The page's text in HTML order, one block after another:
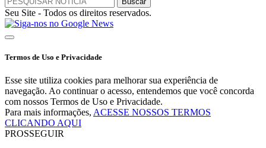
Seu Site - Todos os direitos reservados.
Termos de Uso e Privacidade
Esse site utiliza cookies para melhorar sua experiência de
navegação. Ao continuar o acesso, entendemos que você concorda
com nossos Termos de Uso e Privacidade.
Para mais informações, ACESSE NOSSOS TERMOS
CLICANDO AQUI
PROSSEGUIR